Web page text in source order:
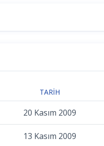
TARIH
20 Kasım 2009
13 Kasım 2009